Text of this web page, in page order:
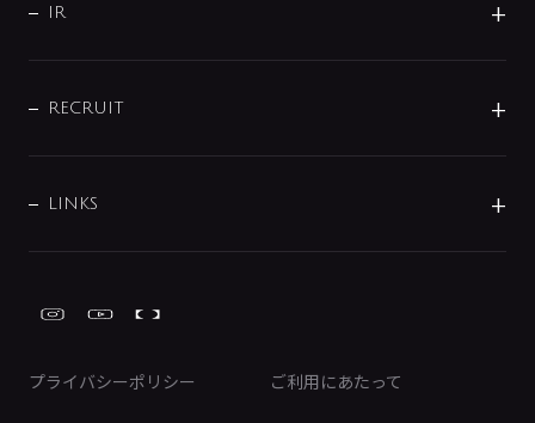
プライバシーポリシー ご利用にあたって
配管システム
バス・空調周辺用品
トイレ周辺用品
じぶんシャワーが見つかる
会社概要
事業所案内
よくあるご質問
データダウンロード
みらいエコ住宅2026事業
IR
IRニュース
IRライブラリ
RECRUIT
募集要項
LINKS